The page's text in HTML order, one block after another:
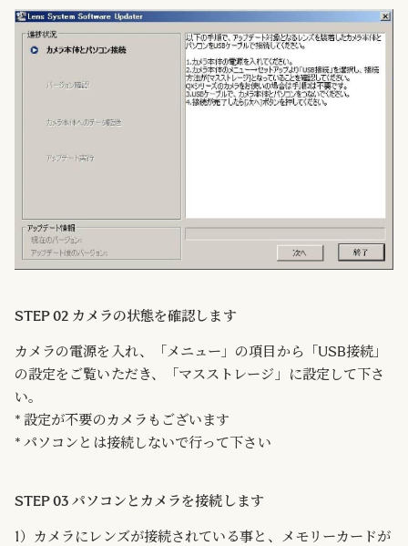
STEP 02 カメラの状態を確認します
カメラの電源を入れ、「メニュー」の項目から「USB接続」
の設定をご覧いただき、「マスストレージ」に設定して下さ
い。
* 設定が不要のカメラもございます
* パソコンとは接続しないで行って下さい
STEP 03 パソコンとカメラを接続します
1）カメラにレンズが接続されている事と、メモリーカードが